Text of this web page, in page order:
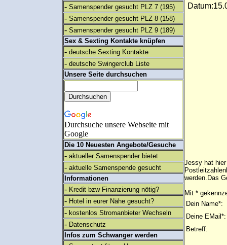
- Samenspender gesucht PLZ 7 (195)
- Samenspender gesucht PLZ 8 (158)
- Samenspender gesucht PLZ 9 (189)
Sex & Sexting Kontakte knüpfen
- deutsche Sexting Kontakte
- deutsche Swingerclub Liste
Unsere Seite durchsuchen
Durchsuche unsere Webseite mit
Google
Die 10 Neuesten Angebote/Gesuche
- aktueller Samenspender bietet
- aktuelle Samenspende gesucht
Informationen
- Kredit bzw Finanzierung nötig?
- Hotel in eurer Nähe gesucht?
- kostenlos Stromanbieter Wechseln
- Datenschutz
Infos zum Schwanger werden
Jessy hat
werden.Das
Mit *
Dein Name*:
Deine EMail*:
Betreff: